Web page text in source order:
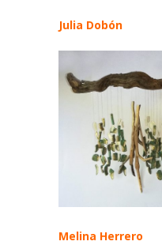
Julia Dobón
Melina Herrero